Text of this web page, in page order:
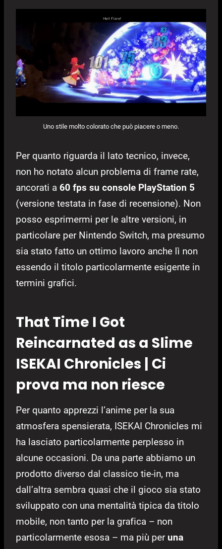
Uno stile molto colorato che può piacere o meno.
Per quanto riguarda il lato tecnico, invece,
non ho notato alcun problema di frame rate,
ancorati a 60 fps su console PlayStation 5
(versione testata in fase di recensione). Non
posso esprimermi per le altre versioni, in
particolare per Nintendo Switch, ma presumo
sia stato fatto un ottimo lavoro anche lì non
essendo il titolo particolarmente esigente in
termini grafici.
That Time I Got
Reincarnated as a Slime
ISEKAI Chronicles | Ci
prova ma non riesce
Per quanto apprezzi l’anime per la sua
atmosfera spensierata, ISEKAI Chronicles mi
ha lasciato particolarmente perplesso in
alcune occasioni. Da una parte abbiamo un
prodotto diverso dal classico tie-in, ma
dall’altra sembra quasi che il gioco sia stato
sviluppato con una mentalità tipica da titolo
mobile, non tanto per la grafica – non
particolarmente esosa – ma più per una